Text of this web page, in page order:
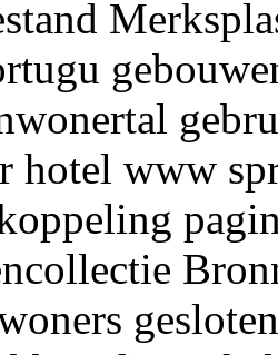
hotel www